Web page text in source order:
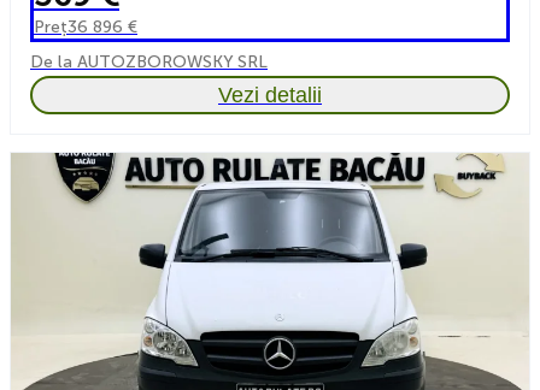
Preț36 896 €
De la AUTOZBOROWSKY SRL
Vezi detalii